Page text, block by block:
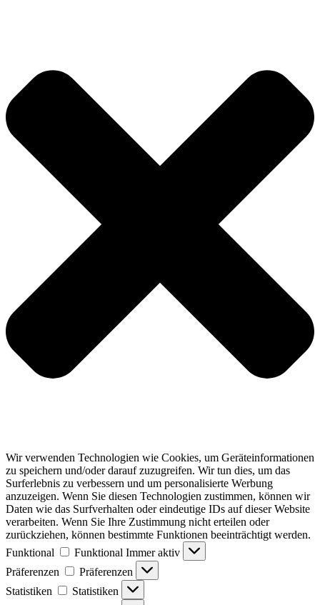
Wir verwenden Technologien wie Cookies, um Geräteinformationen
zu speichern und/oder darauf zuzugreifen. Wir tun dies, um das
Surferlebnis zu verbessern und um personalisierte Werbung
anzuzeigen. Wenn Sie diesen Technologien zustimmen, können wir
Daten wie das Surfverhalten oder eindeutige IDs auf dieser Website
verarbeiten. Wenn Sie Ihre Zustimmung nicht erteilen oder
zurückziehen, können bestimmte Funktionen beeinträchtigt werden.
Funktional
Funktional Immer aktiv
Präferenzen
Präferenzen
Statistiken
Statistiken